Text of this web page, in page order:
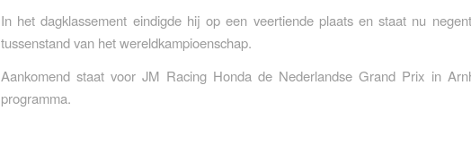
In het dagklassement eindigde hij op een veertiende plaats en staat nu
tussenstand van het wereldkampioenschap.
Aankomend staat voor JM Racing Honda de Nederlandse Grand Prix in
programma.